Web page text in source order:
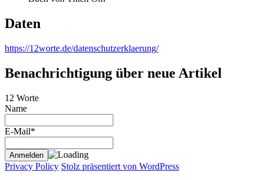
Daten
https://12worte.de/datenschutzerklaerung/
Benachrichtigung über neue Artikel
12 Worte
Name
E-Mail*
Privacy Policy Stolz präsentiert von WordPress